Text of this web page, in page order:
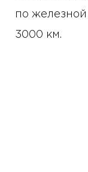
по железной
3000 км.